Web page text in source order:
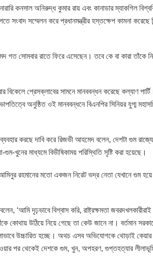
কনসাল অনিরুদ্ধ কুমার রায় এবং কানাডার ম্যাকগিল
সংবাদ সম্মেলন করে প্রধানমন্ত্রীর হস্তক্ষেপ কামনা করেছে
সোমবার রাতে ফিরে এসেছেন। তবে কে বা কারা তাঁকে
বিকেলে প্রেসক্লাবের সামনে মানববন্ধন করেছে কল্যাণ
অনুষ্ঠিত ওই মানববন্ধনে বিএনপির সিনিয়র যুগ্ম
করছে দাবি করে রিজভী আহমেদ বলেন, দেশটা গুম
খুনের মাধ্যমে বিভীষিকাময় পরিস্থিতি সৃষ্টি করা হয়েছে।
রহমানের মতো একজন নিরেট ভদ্র নেতা যেখানে গুম হয়ে
‘আমি দৃঢ়ভাবে বিশ্বাস করি, রাষ্ট্রক্ষমতা জবরদখলকারীরাই
কোথায় উঠিয়ে নিয়ে গেছে তা কেউ জানে না। বর্তমান
উচ্চারিত হচ্ছে। অথচ এসব অভিযোগকে থোড়াই
পর থেকেই দেশকে গুম, খুন, অপহরণ, গুপ্তহত্যার